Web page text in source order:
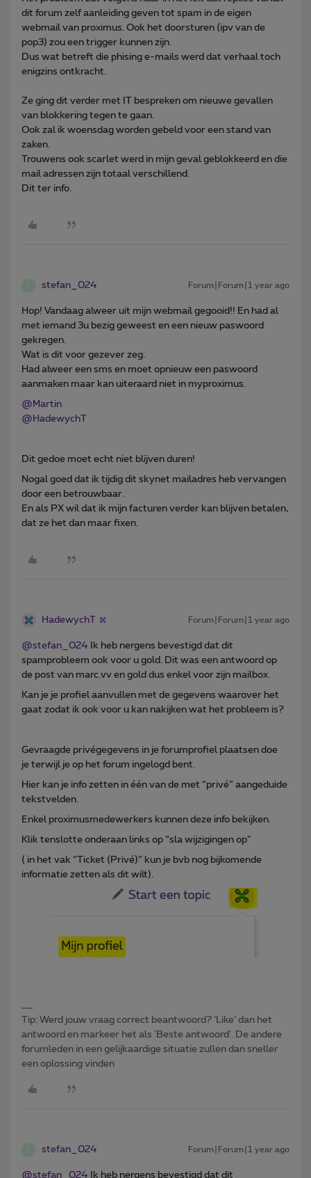
dit forum zelf aanleiding geven tot spam in de eigen
webmail van proximus. Ook het doorsturen (ipv van de
pop3) zou een trigger kunnen zijn.
Dus wat betreft die phising e-mails werd dat verhaal toch
enigzins ontkracht.
Ze ging dit verder met IT bespreken om nieuwe gevallen
van blokkering tegen te gaan.
Ook zal ik woensdag worden gebeld voor een stand van
zaken.
Trouwens ook scarlet werd in mijn geval geblokkeerd en die
mail adressen zijn totaal verschillend.
Dit ter info.
stefan_024 Forum|Forum|1 year ago
Hop! Vandaag alweer uit mijn webmail gegooid!! En had al
met iemand 3u bezig geweest en een nieuw paswoord
gekregen.
Wat is dit voor gezever zeg.
Had alweer een sms en moet opnieuw een paswoord
aanmaken maar kan uiteraard niet in myproximus.​
@Martin
@HadewychT
Dit gedoe moet echt niet blijven duren!
Nogal goed dat ik tijdig dit skynet mailadres heb vervangen
door een betrouwbaar.
En als PX wil dat ik mijn facturen verder kan blijven betalen,
dat ze het dan maar fixen.
HadewychT Forum|Forum|1 year ago
@stefan_024 Ik heb nergens bevestigd dat dit
spamprobleem ook voor u gold. Dit was een antwoord op
de post van marc.vv en gold dus enkel voor zijn mailbox.
Kan je je profiel aanvullen met de gegevens waarover het
gaat zodat ik ook voor u kan nakijken wat het probleem is?
Gevraagde privégegevens in je forumprofiel plaatsen doe
je terwijl je op het forum ingelogd bent.
Hier kan je info zetten in één van de met “privé” aangeduide
tekstvelden.
Enkel proximusmedewerkers kunnen deze info bekijken.
Klik tenslotte onderaan links op “sla wijzigingen op”
( in het vak “Ticket (Privé)” kun je bvb nog bijkomende
informatie zetten als dit wilt).
Tip: Werd jouw vraag correct beantwoord? ‘Like’ dan het
antwoord en markeer het als 'Beste antwoord'. De andere
forumleden in een gelijkaardige situatie zullen dan sneller
een oplossing vinden
stefan_024 Forum|Forum|1 year ago
@stefan_024 Ik heb nergens bevestigd dat dit